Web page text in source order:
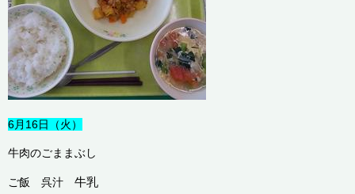
6月16日（火）
牛肉のごままぶし
ご飯 呉汁 牛乳